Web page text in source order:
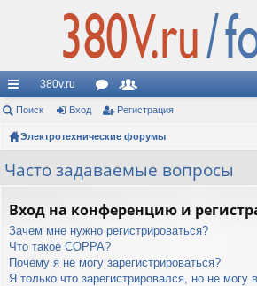
с
ы
лк
380v.ru
ор
ум
ол
ьз
ел
Поиск Вход Регистрация
Электротехнические форумы
Часто задаваемые вопросы
Вход на конференцию и
Зачем мне нужно регистрироваться?
Что такое COPPA?
Почему я не могу зарегистрироваться?
Я только что зарегистрировался, но не могу